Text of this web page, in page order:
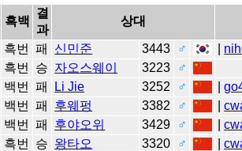
흑백
결
과
상대
흑번 패 신민준 3443 ♂
흑번 승 자오스웨이 3223
♂
백번 패 Li Jie 3252 ♂ |
백번 패 후웨펑 3382 ♂ |
백번 패 후야오위 3429 ♂ |
흑번 승 왕타오 3320 ♂ |